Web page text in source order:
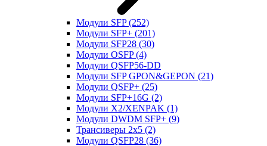
Модули SFP(252)
Модули SFP+ (201)
Модули SFP28 (30)
Модули OSFP(4)
Модули QSFP56-DD
Модули SFP GPON&GEPON (21)
Модули QSFP+ (25)
Модули SFP+16G (2)
Модули X2/XENPAK (1)
Модули DWDM SFP+ (9)
Трансиверы 2x5 (2)
Модули QSFP28 (36)